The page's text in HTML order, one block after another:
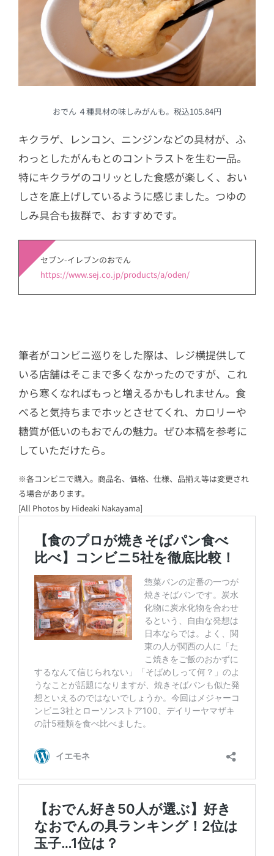
おでん ４種具材の味しみがんも。税込105.84円
キクラゲ、レンコン、ニンジンなどの具材が、ふ
わっとしたがんもとのコントラストを生む一品。
特にキクラゲのコリッとした食感が楽しく、おい
しさを底上げしているように感じました。つゆの
しみ具合も抜群で、おすすめです。
セブン-イレブンのおでん
https://www.sej.co.jp/products/a/oden/
筆者がコンビニ巡りをした際は、レジ横提供して
いる店舗はそこまで多くなかったのですが、これ
から寒くなればもっと増えるかもしれません。食
べると気持ちまでホッとさせてくれ、カロリーや
糖質が低いのもおでんの魅力。ぜひ本稿を参考に
していただけたら。
※各コンビニで購入。商品名、価格、仕様、品揃え等は変更され
る場合があります。
[All Photos by Hideaki Nakayama]